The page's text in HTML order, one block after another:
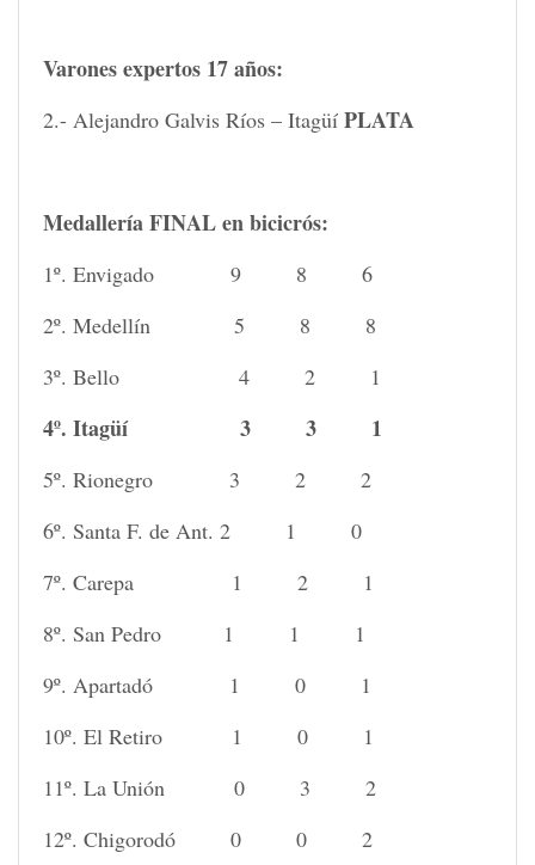
Varones expertos 17 años:
2.- Alejandro Galvis Ríos – Itagüí PLATA
Medallería FINAL en bicicrós:
1º. Envigado 9 8 6
2º. Medellín 5 8 8
3º. Bello 4 2 1
4º. Itagüí 3 3 1
5º. Rionegro 3 2 2
6º. Santa F. de Ant. 2 1 0
7º. Carepa 1 2 1
8º. San Pedro 1 1 1
9º. Apartadó 1 0 1
10º. El Retiro 1 0 1
11º. La Unión 0 3 2
12º. Chigorodó 0 0 2